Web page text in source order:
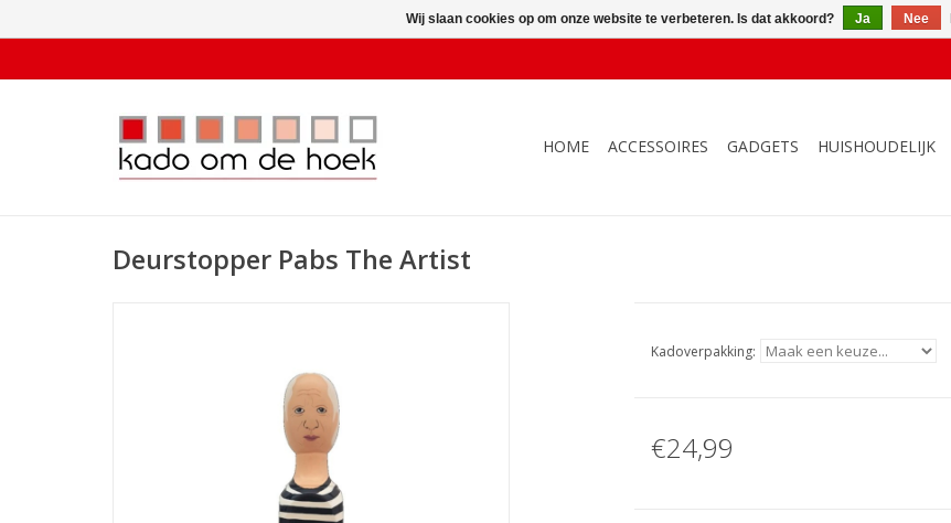
HOME ACCESSOIRES GADGETS HUISHOUDELIJK
Deurstopper Pabs The Artist
Kadoverpakking:
€24,99
Wij slaan cookies op om onze website te verbeteren. Is dat akkoord? Ja Nee